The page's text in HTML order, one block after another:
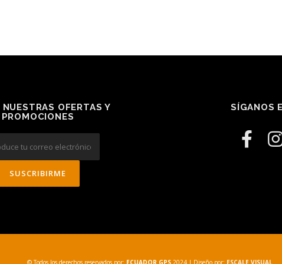
NUESTRAS OFERTAS Y
PROMOCIONES
SÍGANOS
© Todos los derechos reservados por: ECUADOR GPS 2024 | Diseño por: ESCALE VISUAL